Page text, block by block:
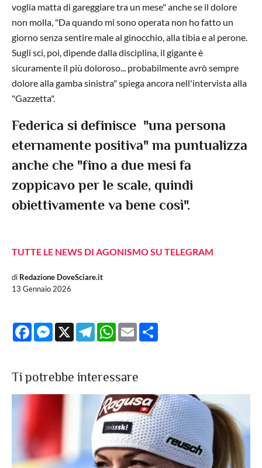
voglia matta di gareggiare tra un mese" anche se il dolore
non molla, "Da quando mi sono operata non ho fatto un
giorno senza sentire male al ginocchio, alla tibia e al perone.
Sugli sci, poi, dipende dalla disciplina, il gigante è
sicuramente il più doloroso... probabilmente avrò sempre
dolore alla gamba sinistra" spiega ancora nell'intervista alla
"Gazzetta".
Federica si definisce "una persona
eternamente positiva" ma puntualizza
anche che "fino a due mesi fa
zoppicavo per le scale, quindi
obiettivamente va bene così".
TUTTE LE NEWS DI AGONISMO SU TELEGRAM
di Redazione DoveSciare.it
13 Gennaio 2026
FacebookMessenger
X TelegramWhatsApp
Email
Ti potrebbe interessare